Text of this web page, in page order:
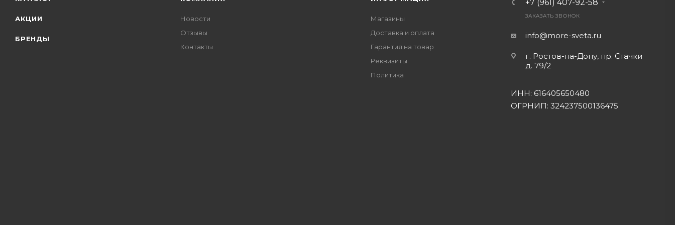
АКЦИИ
БРЕНДЫ
Новости
Отзывы
Контакты
Магазины
Доставка и оплата
Гарантия на товар
Реквизиты
Политика
+7 (961) 407-92-58
ЗАКАЗАТЬ ЗВОНОК
info@more-sveta.ru
г. Ростов-на-Дону, пр. Стачки
д. 79/2
ИНН: 616405650480
ОГРНИП: 324237500136475